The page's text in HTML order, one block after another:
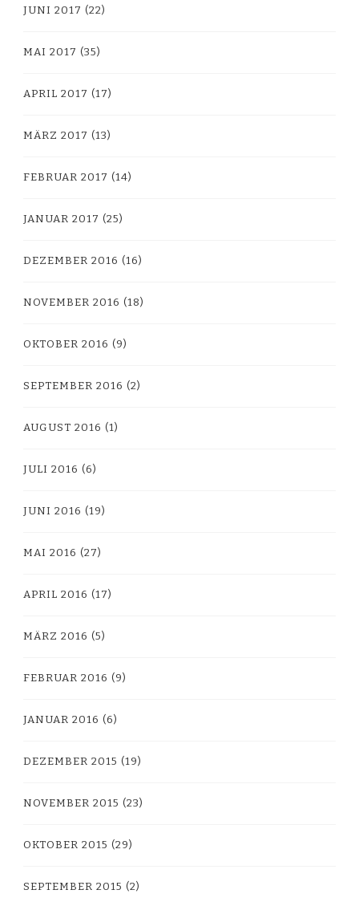
JUNI 2017 (22)
MAI 2017 (35)
APRIL 2017 (17)
MÄRZ 2017 (13)
FEBRUAR 2017 (14)
JANUAR 2017 (25)
DEZEMBER 2016 (16)
NOVEMBER 2016 (18)
OKTOBER 2016 (9)
SEPTEMBER 2016 (2)
AUGUST 2016 (1)
JULI 2016 (6)
JUNI 2016 (19)
MAI 2016 (27)
APRIL 2016 (17)
MÄRZ 2016 (5)
FEBRUAR 2016 (9)
JANUAR 2016 (6)
DEZEMBER 2015 (19)
NOVEMBER 2015 (23)
OKTOBER 2015 (29)
SEPTEMBER 2015 (2)